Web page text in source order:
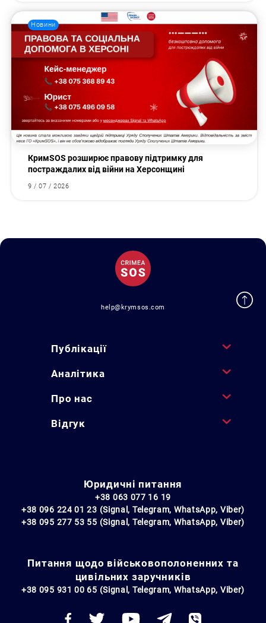
Новини
КримSOS розширює правову підтримку для
постраждалих від війни на Херсонщині
9 / 07 / 2026
help@krymsos.com
Публікації
Аналітика
Про нас
Відгук
Юридичні питання
+38 063 077 16 19
+38 096 224 01 23 (Signal, Telegram, WhatsApp, Viber)
+38 095 277 53 55 (Signal, Telegram, WhatsApp, Viber)
Питання щодо військовополоненних та
цивільних заручників
+38 095 931 00 65 (Signal, Telegram, WhatsApp, Viber)